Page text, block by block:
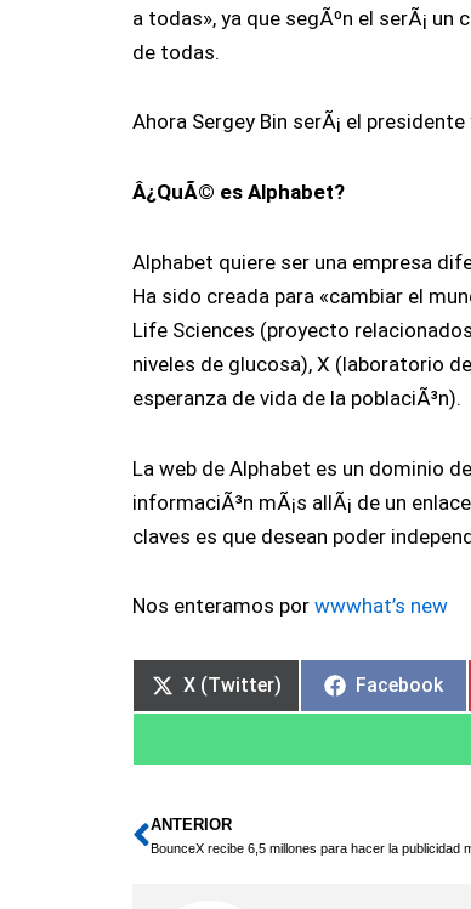
a todas», ya que segÃºn el serÃ¡
de todas.
Ahora Sergey Bin serÃ¡ el
Â¿QuÃ© es Alphabet?
Alphabet quiere ser una empresa
Ha sido creada para «cambiar el
Life Sciences (proyecto
niveles de glucosa), X (laboratorio
esperanza de vida de la poblaciÃ³n).
La web de Alphabet es un dominio
informaciÃ³n mÃ¡s allÃ¡ de un
claves es que desean poder
Nos enteramos porwwwhat’s new
X (Twitter) Facebook
Ant
ANTERIOR